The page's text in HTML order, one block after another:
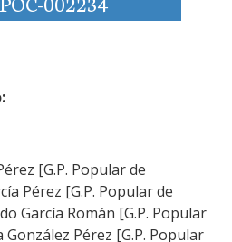
[G.P. Popular de
Pérez [G.P. Popular de
García Román [G.P. Popular
González Pérez [G.P. Popular